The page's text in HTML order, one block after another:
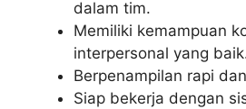
dalam tim.
Memiliki kemampuan
interpersonal yang
Berpenampilan rapi
Siap bekerja dengan